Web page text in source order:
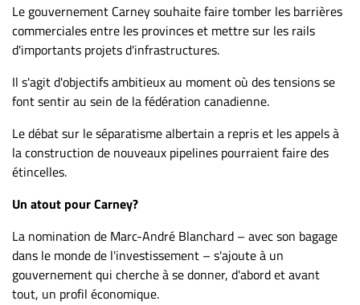
Le gouvernement Carney souhaite faire tomber les barrières
commerciales entre les provinces et mettre sur les rails
d'importants projets d'infrastructures.
Il s'agit d'objectifs ambitieux au moment où des tensions se
font sentir au sein de la fédération canadienne.
Le débat sur le séparatisme albertain a repris et les appels à
la construction de nouveaux pipelines pourraient faire des
étincelles.
Un atout pour Carney?
La nomination de Marc-André Blanchard – avec son bagage
dans le monde de l'investissement – s'ajoute à un
gouvernement qui cherche à se donner, d'abord et avant
tout, un profil économique.